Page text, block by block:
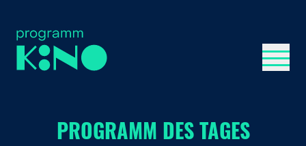
PROGRAMM DES TAGES